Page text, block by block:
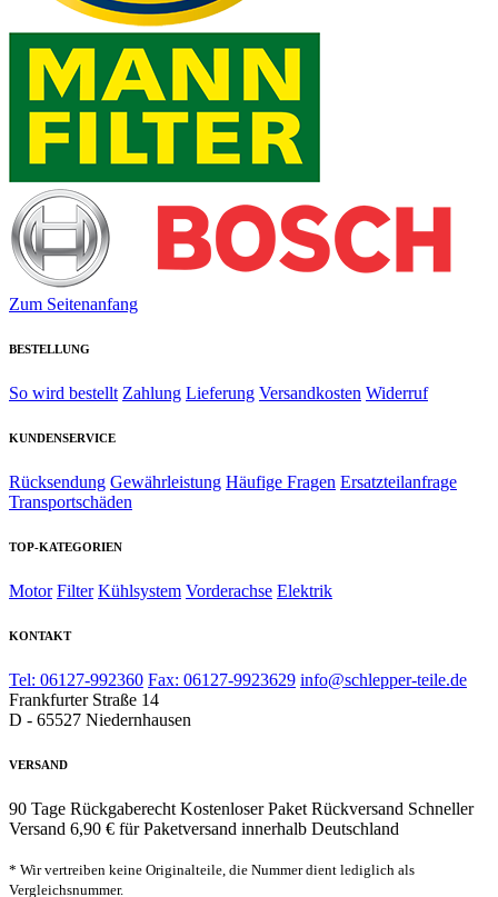
Zum Seitenanfang
BESTELLUNG
So wird bestellt Zahlung Lieferung Versandkosten Widerruf
KUNDENSERVICE
Rücksendung Gewährleistung Häufige Fragen Ersatzteilanfrage
Transportschäden
TOP-KATEGORIEN
Motor Filter Kühlsystem Vorderachse Elektrik
KONTAKT
Tel: 06127-992360 Fax: 06127-9923629 info@schlepper-teile.de
Frankfurter Straße 14
D - 65527 Niedernhausen
VERSAND
90 Tage Rückgaberecht Kostenloser Paket Rückversand Schneller
Versand 6,90 € für Paketversand innerhalb Deutschland
* Wir vertreiben keine Originalteile, die Nummer dient lediglich als
Vergleichsnummer.